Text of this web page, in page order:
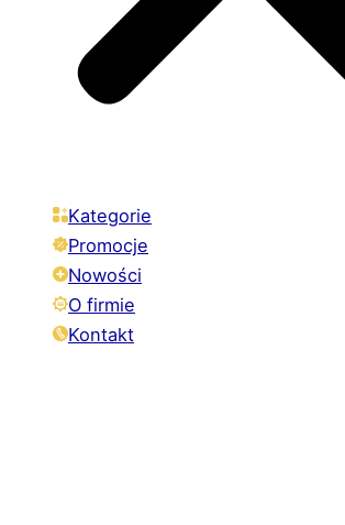
Kategorie
Promocje
Nowości
O firmie
Kontakt